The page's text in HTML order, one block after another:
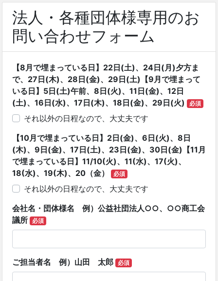
法人・各種団体様専用のお
問い合わせフォーム
【8月で埋まっている日】22日(土)、24日(月)夕方ま
で、27日(木)、28日(金)、29日(土)【9月で埋まって
いる日】5日(土)午前、8日(火)、11日(金)、12日
(土)、16日(水)、17日(木)、18日(金)、29日(火)
必須
それ以外の日程なので、大丈夫です
【10月で埋まっている日】2日(金)、6日(火)、8日
(木)、9日(金)、17日(土)、23日(金)、30日(金)【11月
で埋まっている日】11/10(火)、11(水)、17(火)、
18(水)、19(木)、20（金）
必須
それ以外の日程なので、大丈夫です
会社名・団体様名 例）公益社団法人○○、○○商工会
議所
必須
ご担当者名 例）山田 太郎 必須